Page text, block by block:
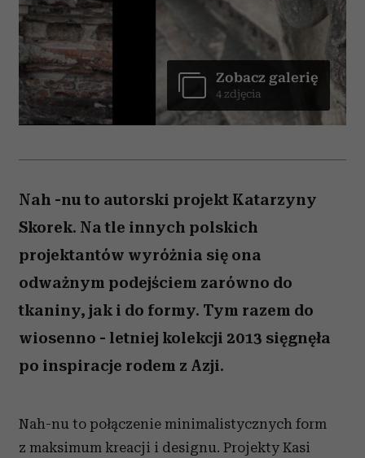
Zobacz galerię
4 zdjęcia
Nah -nu to autorski projekt Katarzyny
Skorek. Na tle innych polskich
projektantów wyróżnia się ona
odważnym podejściem zarówno do
tkaniny, jak i do formy. Tym razem do
wiosenno - letniej kolekcji 2013 sięgnęła
po inspiracje rodem z Azji.
Nah-nu to połączenie minimalistycznych form
z maksimum kreacji i designu. Projekty Kasi